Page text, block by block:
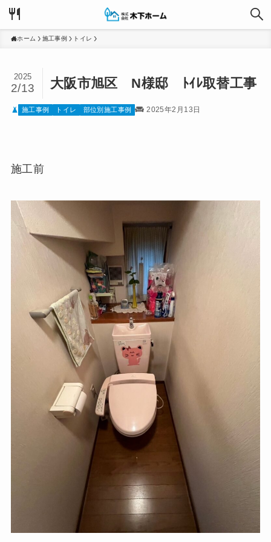
ホーム 施工事例 トイレ
大阪市旭区 N様邸 ﾄｲﾚ取替工事
2025
2/13
施工事例 トイレ 部位別施工事例 2025年2月13日
施工前